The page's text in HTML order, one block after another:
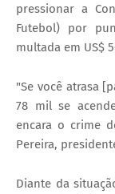
pressionar a
Futebol) por
multada em US$
"Se você atrasa
78 mil se
encara o crime
Pereira,
Diante da